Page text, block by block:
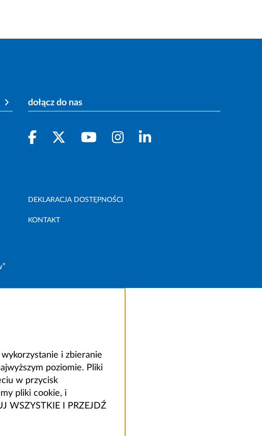
dołącz do nas
DEKLARACJA DOSTĘPNOŚCI
KONTAKT
i zbieranie
poziomie. Pliki
w przycisk
pliki cookie, i
WSZYSTKIE I PRZEJDŹ